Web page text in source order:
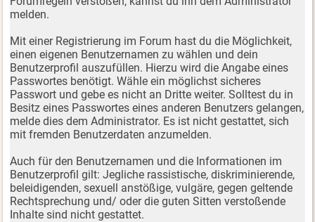
melden.
Mit einer Registrierung im Forum hast du die Möglichkeit,
einen eigenen Benutzernamen zu wählen und dein
Benutzerprofil auszufüllen. Hierzu wird die Angabe eines
Passwortes benötigt. Wähle ein möglichst sicheres
Passwort und gebe es nicht an Dritte weiter. Solltest du in
Besitz eines Passwortes eines anderen Benutzers gelangen,
melde dies dem Administrator. Es ist nicht gestattet, sich
mit fremden Benutzerdaten anzumelden.
Auch für den Benutzernamen und die Informationen im
Benutzerprofil gilt: Jegliche rassistische, diskriminierende,
beleidigenden, sexuell anstößige, vulgäre, gegen geltende
Rechtsprechung und/ oder die guten Sitten verstoßende
Inhalte sind nicht gestattet.